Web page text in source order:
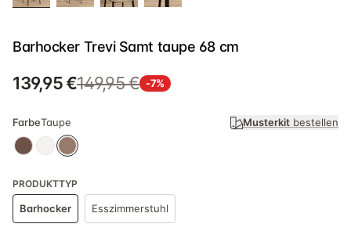
Barhocker Trevi Samt taupe 68 cm
139,95 €149,95 € -7%
FarbeTaupe Musterkit bestellen
PRODUKTTYP
Barhocker Esszimmerstuhl